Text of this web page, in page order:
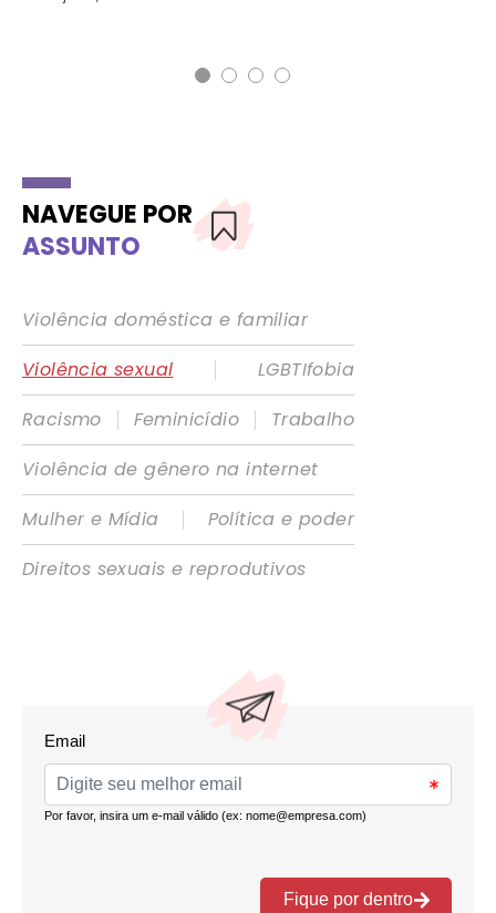
NAVEGUE POR
ASSUNTO
Violência doméstica e familiar
Violência sexual
|
LGBTIfobia
Racismo
| Feminicídio |
Trabalho
Violência de gênero na internet
Mulher e Mídia
|
Política e poder
Direitos sexuais e reprodutivos